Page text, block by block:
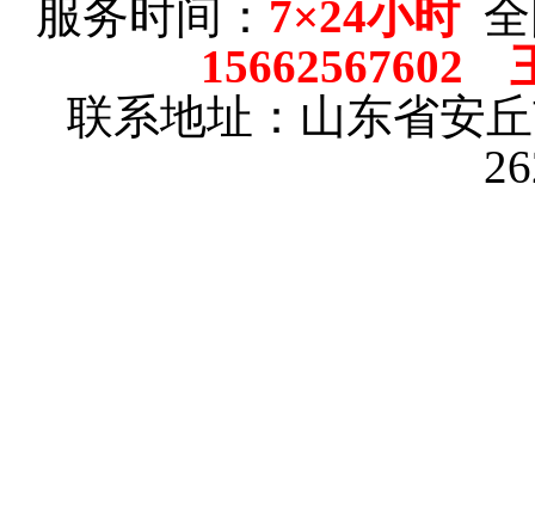
服务时间： 7×24小时全
15662567602
联系地址：山东省安